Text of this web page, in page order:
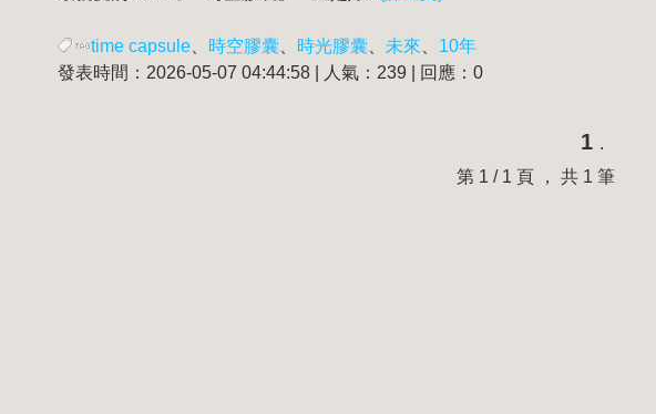
time capsule 時空膠囊 時光膠囊 未來
10年
發表時間：2026-05-07 04:44:58 | 人氣：239 | 回應：0
1 .
第 1 / 1 頁 ， 共 1 筆